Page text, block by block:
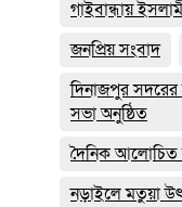
গাইবান্ধায়
জনপ্রিয় সংবাদ
দিনাজপুর
সভা অনুষ্ঠিত
দৈনিক আলোচিত
নড়াইলে মতুয়া